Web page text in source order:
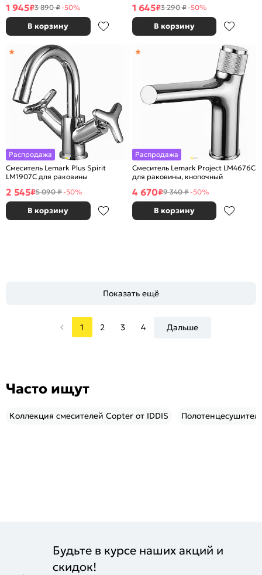
1 945₽3 890 ₽-50%
В корзину
1 645₽3 290 ₽-50%
В корзину
Распродажа
Смеситель Lemark Plus Spirit
LM1907C для раковины
2 545₽5 090 ₽-50%
В корзину
Распродажа
Смеситель Lemark Project LM4676C
для раковины, кнопочный
4 670₽9 340 ₽-50%
В корзину
Показать ещё
1 2 3 4 Дальше
Часто ищут
Коллекция смесителей Copter от IDDIS
Будьте в курсе наших акций и
скидок!